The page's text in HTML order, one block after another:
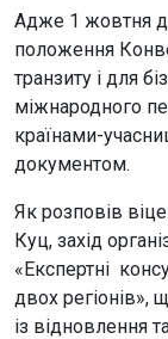
Адже 1 жовтня
положення
транзиту і для
міжнародного
країнами-
документом.
Як розповів
Куц, захід
«Експертні
двох регіонів»,
із відновлення